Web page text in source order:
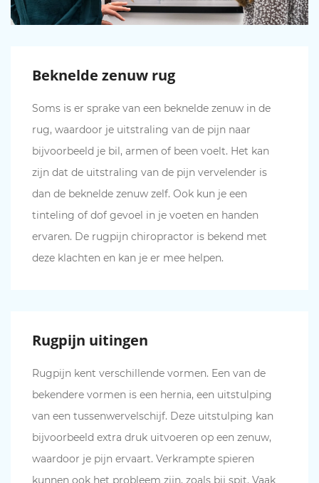
Beknelde zenuw rug
Soms is er sprake van een beknelde zenuw in de
rug, waardoor je uitstraling van de pijn naar
bijvoorbeeld je bil, armen of been voelt. Het kan
zijn dat de uitstraling van de pijn vervelender is
dan de beknelde zenuw zelf. Ook kun je een
tinteling of dof gevoel in je voeten en handen
ervaren. De rugpijn chiropractor is bekend met
deze klachten en kan je er mee helpen.
Rugpijn uitingen
Rugpijn kent verschillende vormen. Een van de
bekendere vormen is een hernia, een uitstulping
van een tussenwervelschijf. Deze uitstulping kan
bijvoorbeeld extra druk uitvoeren op een zenuw,
waardoor je pijn ervaart. Verkrampte spieren
kunnen ook het probleem zijn, zoals bij spit. Vaak